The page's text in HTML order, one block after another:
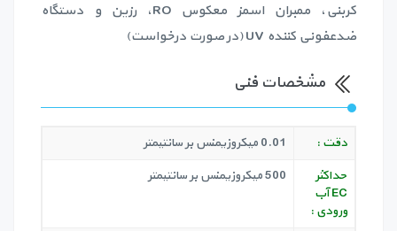
کربنی، ممبران اسمز معکوس RO، رزین و دستگاه
ضدعفونی کننده UV (در صورت درخواست)
مشخصات فنی
دقت :
0.01 میکروزیمنس بر سانتیمتر
حداکثر
EC آب
ورودی :
500 میکروزیمنس بر سانتیمتر